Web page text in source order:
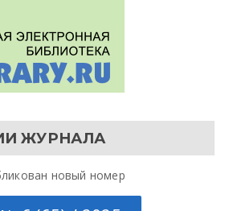
ЖУРНАЛА
новый номер